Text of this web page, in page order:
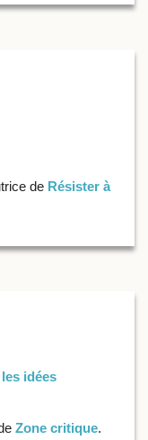
de Résister à
idées
Zone critique.